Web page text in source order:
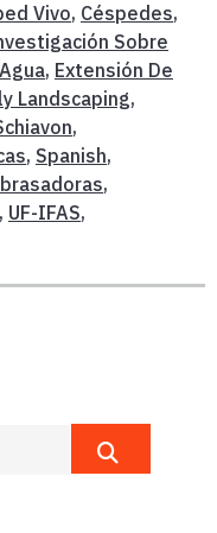
Vivo, Céspedes,
Sobre
, Extensión De
Landscaping,
,
, Spanish,
,
, UF-IFAS,